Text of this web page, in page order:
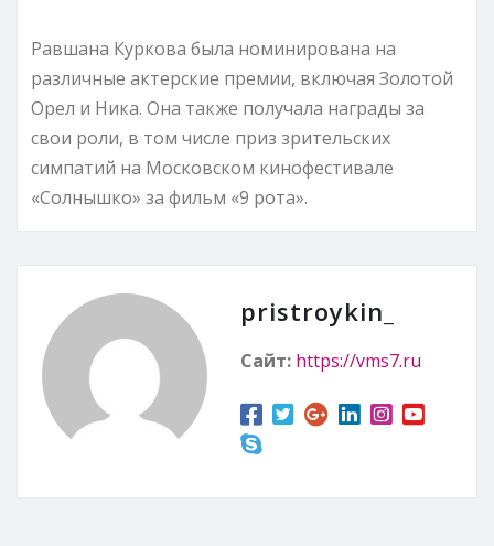
Равшана Куркова была номинирована на
различные актерские премии, включая Золотой
Орел и Ника. Она также получала награды за
свои роли, в том числе приз зрительских
симпатий на Московском кинофестивале
«Солнышко» за фильм «9 рота».
pristroykin_
Сайт: https://vms7.ru